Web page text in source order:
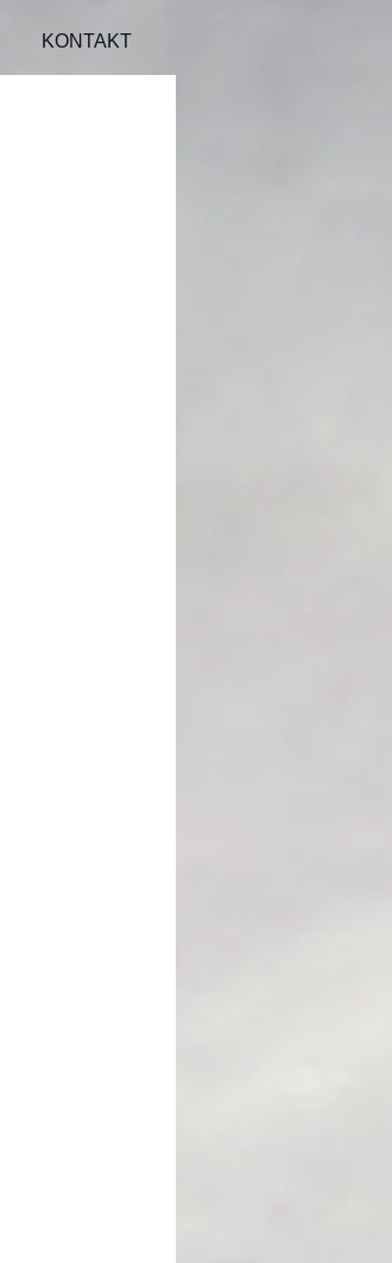
KONTAKT